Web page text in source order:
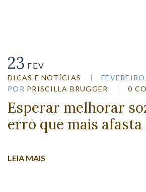
23 FEV
DICAS E NOTÍCIAS
POR PRISCILLA BRUGGER 0
Esperar melhorar
erro que mais afasta
LEIA MAIS